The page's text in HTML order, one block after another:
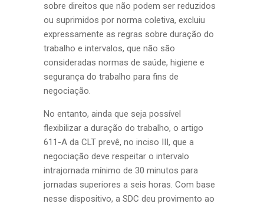
sobre direitos que não podem ser reduzidos
ou suprimidos por norma coletiva, excluiu
expressamente as regras sobre duração do
trabalho e intervalos, que não são
consideradas normas de saúde, higiene e
segurança do trabalho para fins de
negociação.
No entanto, ainda que seja possível
flexibilizar a duração do trabalho, o artigo
611-A da CLT prevê, no inciso III, que a
negociação deve respeitar o intervalo
intrajornada mínimo de 30 minutos para
jornadas superiores a seis horas. Com base
nesse dispositivo, a SDC deu provimento ao